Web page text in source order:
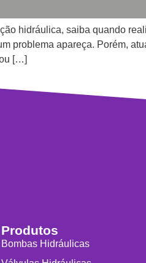
hidráulica, saiba quando
problema apareça. Porém,
[…]
Produtos
Bombas Hidráulicas